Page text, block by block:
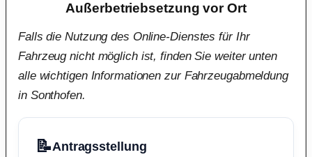
Außerbetriebsetzung vor Ort
Falls die Nutzung des Online-Dienstes für Ihr
Fahrzeug nicht möglich ist, finden Sie weiter unten
alle wichtigen Informationen zur Fahrzeugabmeldung
in Sonthofen.
📝Antragsstellung